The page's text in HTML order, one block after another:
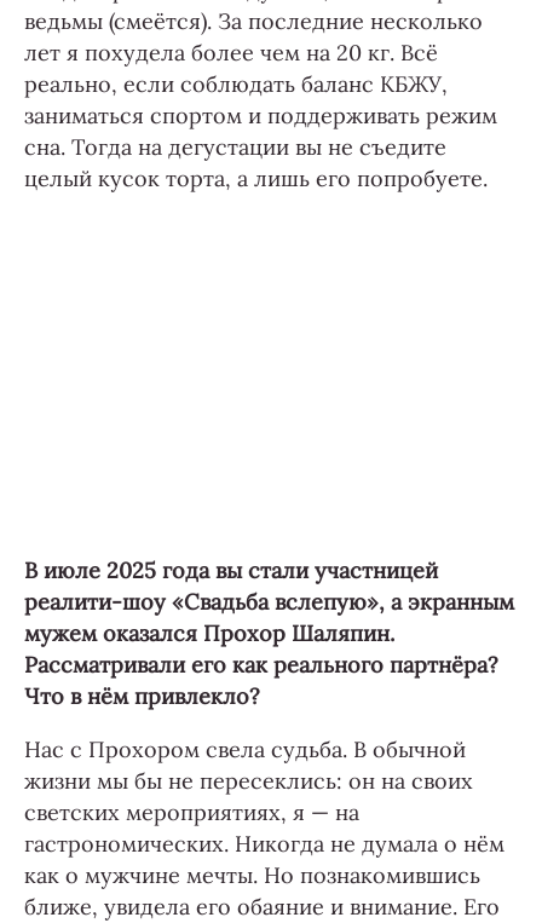
ведьмы (смеётся). За последние несколько
лет я похудела более чем на 20 кг. Всё
реально, если соблюдать баланс КБЖУ,
заниматься спортом и поддерживать режим
сна. Тогда на дегустации вы не съедите
целый кусок торта, а лишь его попробуете.
В июле 2025 года вы стали участницей
реалити-шоу «Свадьба вслепую», а экранным
мужем оказался Прохор Шаляпин.
Рассматривали его как реального партнёра?
Что в нём привлекло?
Нас с Прохором свела судьба. В обычной
жизни мы бы не пересеклись: он на своих
светских мероприятиях, я — на
гастрономических. Никогда не думала о нём
как о мужчине мечты. Но познакомившись
ближе, увидела его обаяние и внимание. Его